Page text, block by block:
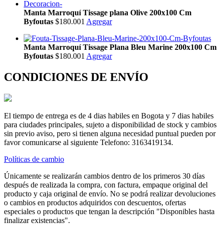
Manta Marroquí Tissage plana Olive 200x100 Cm
Byfoutas $180.001 Agregar
Manta Marroquí Tissage Plana Bleu Marine 200x100 Cm
Byfoutas $180.001 Agregar
CONDICIONES DE ENVÍO
El tiempo de entrega es de 4 dias habiles en Bogota y 7 dias habiles
para ciudades principales, sujeto a disponibilidad de stock y cambios
sin previo aviso, pero si tienen alguna necesidad puntual pueden por
favor comunicarse al siguiente Telefono: 3163419134.
Políticas de cambio
Únicamente se realizarán cambios dentro de los primeros 30 días
después de realizada la compra, con factura, empaque original del
producto y caja original de envío. No se podrá realizar devoluciones
o cambios en productos adquiridos con descuentos, ofertas
especiales o productos que tengan la descripción "Disponibles hasta
finalizar existencias".